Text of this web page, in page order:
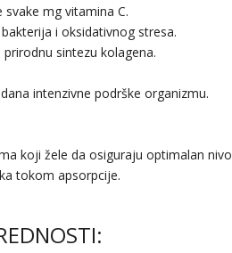
mg vitamina C.
i oksidativnog stresa.
sintezu kolagena.
intenzivne podrške organizmu.
koji žele da osiguraju optimalan nivo
tokom apsorpcije.